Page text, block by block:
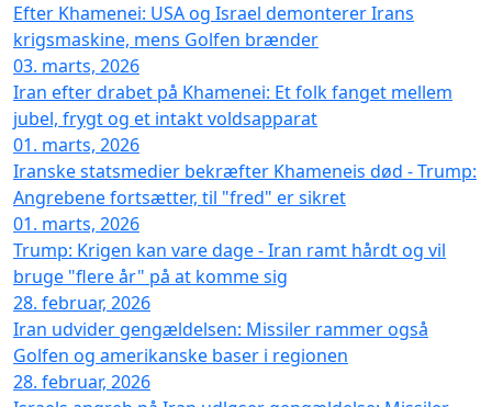
Efter Khamenei: USA og Israel demonterer Irans
krigsmaskine, mens Golfen brænder
03. marts, 2026
Iran efter drabet på Khamenei: Et folk fanget mellem
jubel, frygt og et intakt voldsapparat
01. marts, 2026
Iranske statsmedier bekræfter Khameneis død - Trump:
Angrebene fortsætter, til "fred" er sikret
01. marts, 2026
Trump: Krigen kan vare dage - Iran ramt hårdt og vil
bruge "flere år" på at komme sig
28. februar, 2026
Iran udvider gengældelsen: Missiler rammer også
Golfen og amerikanske baser i regionen
28. februar, 2026